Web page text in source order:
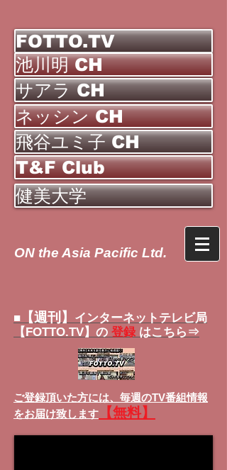
FOTTO.TV
池川明 CH
サアラ CH
ネッシン CH
飛谷ユミ子 CH
T&F Club
健美大学
ON the Asia Pacific Ltd.
■ 【週刊】
インターネットテレビ局
【FOTTO.TV】の 登録 はこちら⇒
ご登録頂いた方には、 毎週のTV番組情報
をお届け致します
【無料】